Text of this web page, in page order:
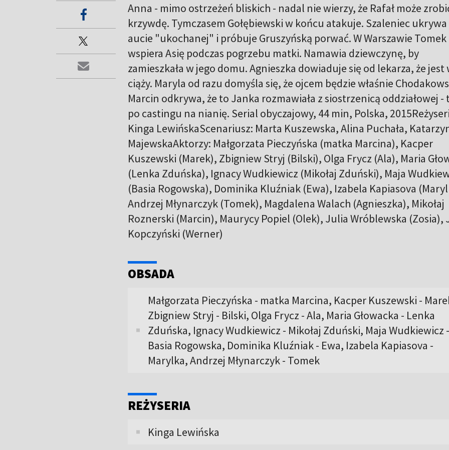
Anna - mimo ostrzeżeń bliskich - nadal nie wierzy, że Rafał może
krzywdę. Tymczasem Gołębiewski w końcu atakuje. Szaleniec ukrywa
aucie "ukochanej" i próbuje Gruszyńską porwać. W Warszawie Tomek
wspiera Asię podczas pogrzebu matki. Namawia dziewczynę, by
zamieszkała w jego domu. Agnieszka dowiaduje się od lekarza, że jest
ciąży. Maryla od razu domyśla się, że ojcem będzie właśnie
Marcin odkrywa, że to Janka rozmawiała z siostrzenicą oddziałowej -
po castingu na nianię. Serial obyczajowy, 44 min, Polska,
Kinga LewińskaScenariusz: Marta Kuszewska, Alina Puchała,
MajewskaAktorzy: Małgorzata Pieczyńska (matka Marcina), Kacper
Kuszewski (Marek), Zbigniew Stryj (Bilski), Olga Frycz (Ala), Maria
(Lenka Zduńska), Ignacy Wudkiewicz (Mikołaj Zduński), Maja
(Basia Rogowska), Dominika Kluźniak (Ewa), Izabela Kapiasova
Andrzej Młynarczyk (Tomek), Magdalena Walach (Agnieszka), Mikołaj
Roznerski (Marcin), Maurycy Popiel (Olek), Julia Wróblewska (Zosia),
Kopczyński (Werner)
OBSADA
Małgorzata Pieczyńska - matka Marcina, Kacper Kuszewski -
Zbigniew Stryj - Bilski, Olga Frycz - Ala, Maria Głowacka - Lenka
Zduńska, Ignacy Wudkiewicz - Mikołaj Zduński, Maja Wudkiewicz -
Basia Rogowska, Dominika Kluźniak - Ewa, Izabela Kapiasova -
Marylka, Andrzej Młynarczyk - Tomek
REŻYSERIA
Kinga Lewińska